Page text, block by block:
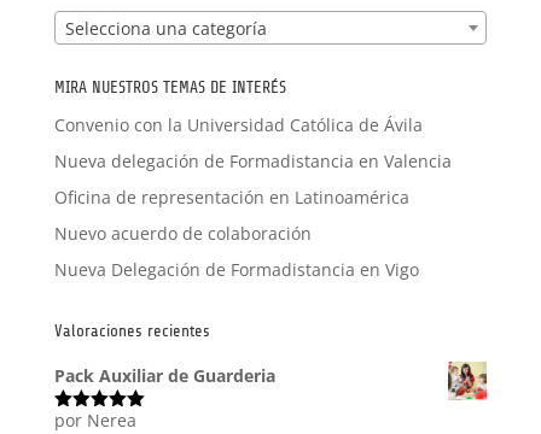
Selecciona una categoría
MIRA NUESTROS TEMAS DE INTERÉS
Convenio con la Universidad Católica de Ávila
Nueva delegación de Formadistancia en Valencia
Oficina de representación en Latinoamérica
Nuevo acuerdo de colaboración
Nueva Delegación de Formadistancia en Vigo
Valoraciones recientes
Pack Auxiliar de Guarderia
Valorado
por Nerea